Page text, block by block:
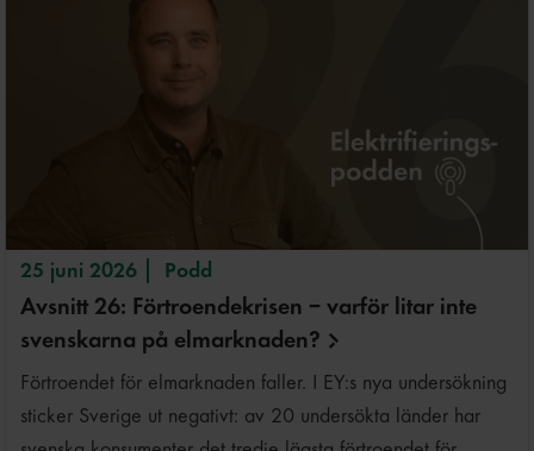
25 juni 2026 Podd
Avsnitt 26: Förtroendekrisen – varför litar inte
svenskarna på elmarknaden?
Förtroendet för elmarknaden faller. I EY:s nya undersökning
sticker Sverige ut negativt: av 20 undersökta länder har